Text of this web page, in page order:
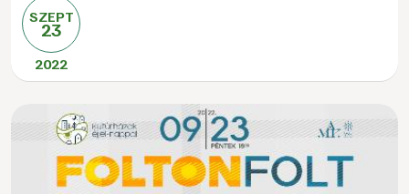
SZEPT
23
2022